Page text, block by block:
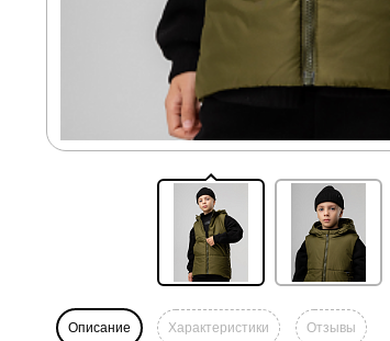
Описание Характеристики Отзывы